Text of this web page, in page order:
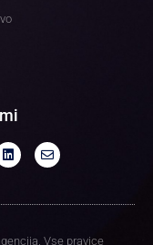
Vse pravice